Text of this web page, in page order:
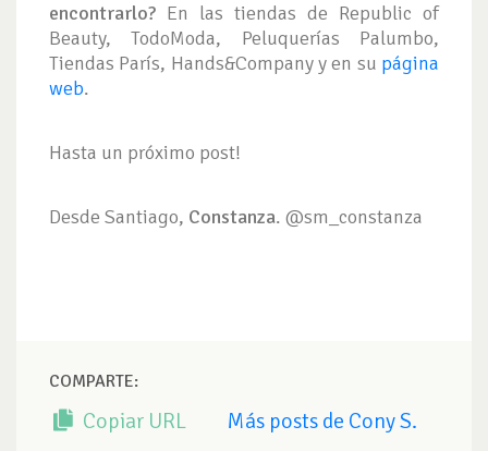
encontrarlo? En las tiendas de Republic of
Beauty, TodoModa, Peluquerías Palumbo,
Tiendas París, Hands&Company y en su página
web.
Hasta un próximo post!
Desde Santiago, Constanza. @sm_constanza
COMPARTE:
Copiar URL Más posts de Cony S.